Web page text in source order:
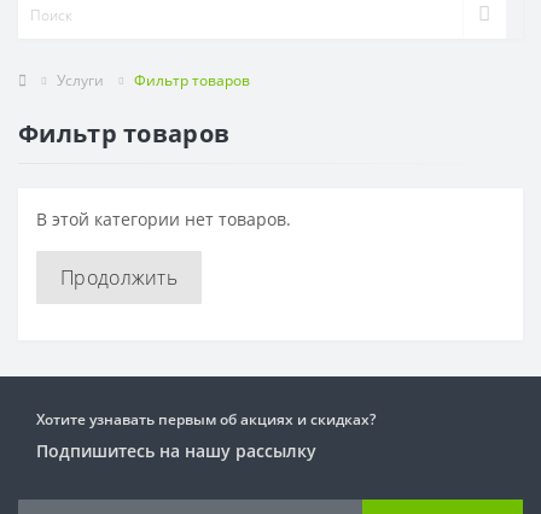
Услуги Фильтр товаров
Фильтр товаров
В этой категории нет товаров.
Продолжить
Хотите узнавать первым об акциях и скидках?
Подпишитесь на нашу рассылку